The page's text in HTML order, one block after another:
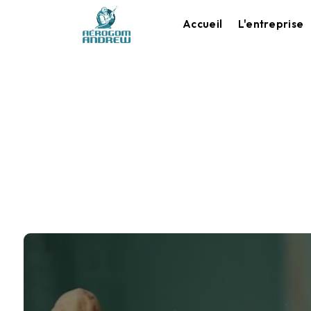
Accueil L'entreprise
Panneau de gestion des cookies